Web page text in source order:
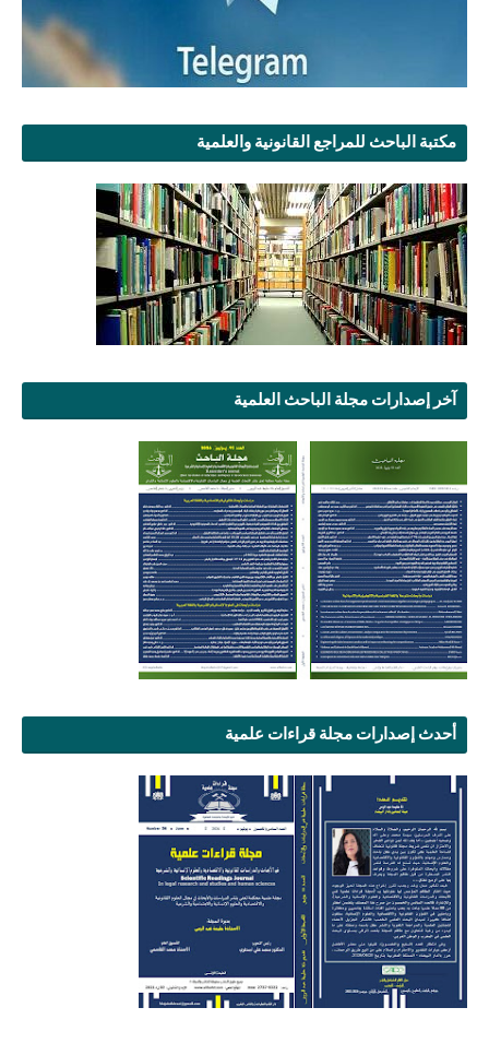
مكتبة الباحث للمراجع القانونية والعلمية
آخر إصدارات مجلة الباحث العلمية
أحدث إصدارات مجلة قراءات علمية